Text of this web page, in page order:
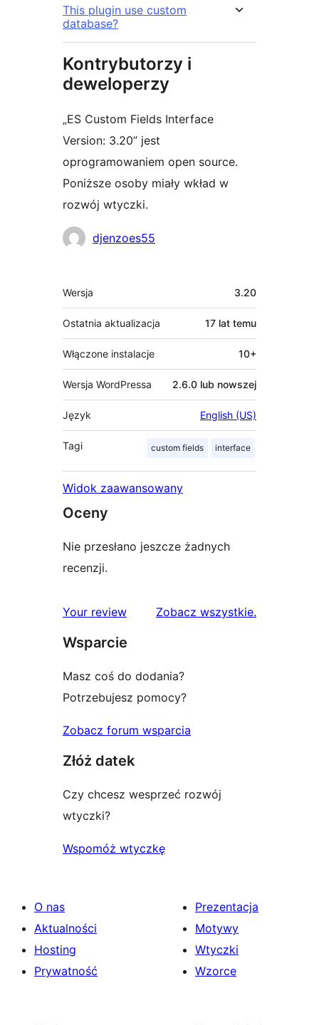
This plugin use custom
database?
Kontrybutorzy i
deweloperzy
„ES Custom Fields Interface
Version: 3.20” jest
oprogramowaniem open source.
Poniższe osoby miały wkład w
rozwój wtyczki.
Zaangażowani
djenzoes55
Meta
Wersja 3.20
Ostatnia aktualizacja 17 lat temu
Włączone instalacje 10+
Wersja WordPressa 2.6.0 lub nowszej
Język English (US)
Tagi custom fields interface
Widok zaawansowany
Oceny
Nie przesłano jeszcze żadnych
recenzji.
Your review Zobacz wszystkierecenzje
.
Wsparcie
Masz coś do dodania?
Potrzebujesz pomocy?
Zobacz forum wsparcia
Złóż datek
Czy chcesz wesprzeć rozwój
wtyczki?
Wspomóż wtyczkę
O nas
Aktualności
Hosting
Prywatność
Prezentacja
Motywy
Wtyczki
Wzorce